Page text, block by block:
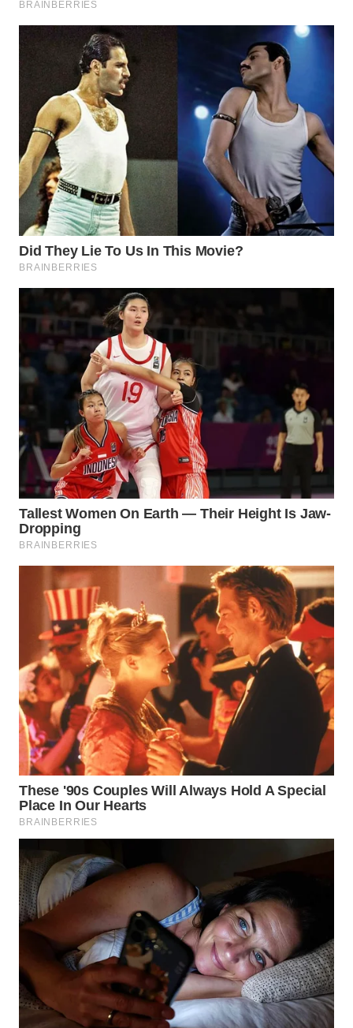
TAPANULI
SELATAN
TANJUNG
LESUNG
WN
KARO
WN
SIMALUNGUN
WN
WN
TAPANULI
TENGAH
WN DELI
SERDANG
WN
TEBING
TINGGI
WN
PAKPAK
WN
KARAWANG
WN
BEKASI
WN
BOGOR
WN
DEPOK
WN
TAPANULI
UTARA
WN
SAMOSIR
PADANG
LAWAS